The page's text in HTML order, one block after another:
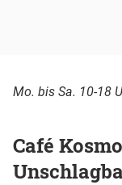
Mo. bis Sa. 10-18
Café